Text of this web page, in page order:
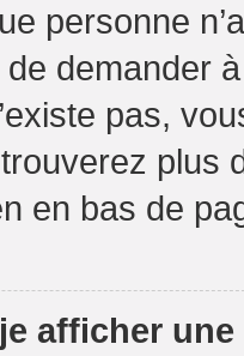
personne
demander
pas,
plus
en bas de
afficher